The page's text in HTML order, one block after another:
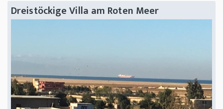
Dreistöckige Villa am Roten Meer